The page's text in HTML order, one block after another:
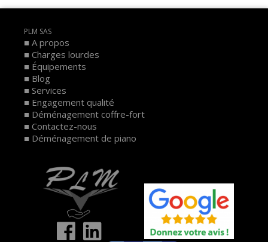
PLM SAS
A propos
Charges lourdes
Équipements
Blog
Services
Engagement qualité
Déménagement coffre-fort
Contactez-nous
Déménagement de piano